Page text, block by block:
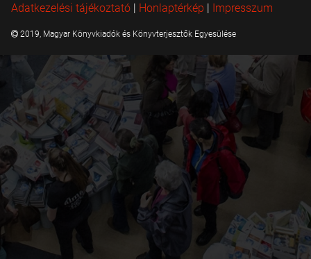
Adatkezelési tájékoztató | Honlaptérkép | Impresszum
2019, Magyar Könyvkiadók és Könyvterjesztők Egyesülése